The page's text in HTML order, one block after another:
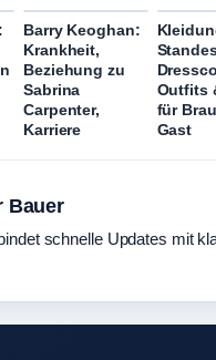
Barry Keoghan:
Krankheit,
Beziehung zu
Sabrina
Carpenter,
Karriere
Outfits
für
Gast
Bauer
schnelle Updates mit